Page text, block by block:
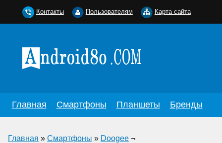
Главная Смартфоны Планшеты Бренды
Главная » Смартфоны » Doogee ¬
Контакты Пользователям Карта сайта